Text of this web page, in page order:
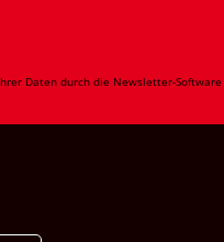
Daten durch die Newsletter-Software